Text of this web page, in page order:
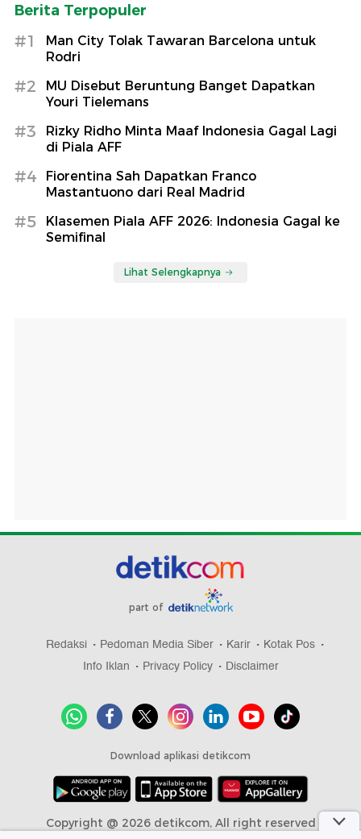
Berita Terpopuler
#1
Man City Tolak Tawaran Barcelona untuk
Rodri
#2
MU Disebut Beruntung Banget Dapatkan
Youri Tielemans
#3
Rizky Ridho Minta Maaf Indonesia Gagal Lagi
di Piala AFF
#4
Fiorentina Sah Dapatkan Franco
Mastantuono dari Real Madrid
#5
Klasemen Piala AFF 2026: Indonesia Gagal ke
Semifinal
Lihat Selengkapnya
part of
Redaksi Pedoman Media Siber Karir
Kotak Pos
Info Iklan
Privacy Policy Disclaimer
Download aplikasi detikcom
Copyright @ 2026 detikcom, All right reserved